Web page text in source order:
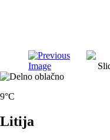
9°C
Litija